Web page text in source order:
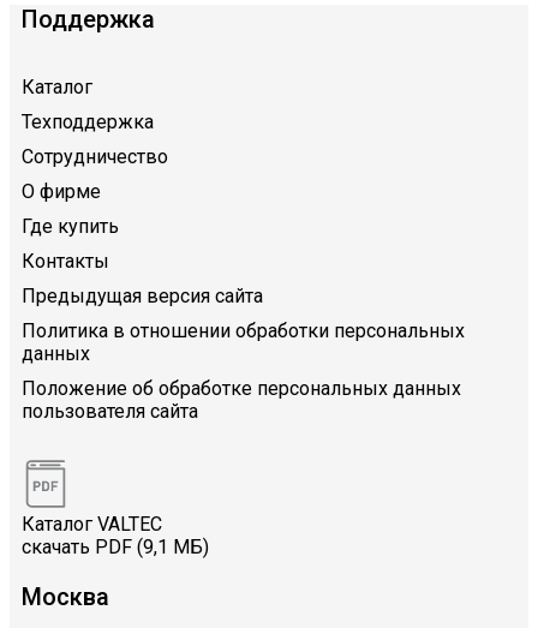
Поддержка
Каталог
Техподдержка
Сотрудничество
О фирме
Где купить
Контакты
Предыдущая версия сайта
Политика в отношении обработки персональных
данных
Положение об обработке персональных данных
пользователя сайта
Каталог VALTEC
скачать PDF (9,1 МБ)
Москва